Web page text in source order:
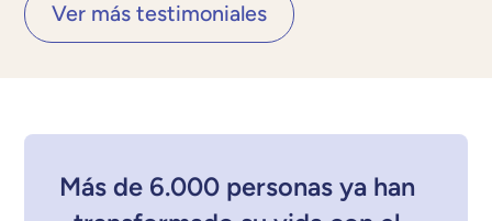
Ver más testimoniales
Más de 6.000 personas ya han